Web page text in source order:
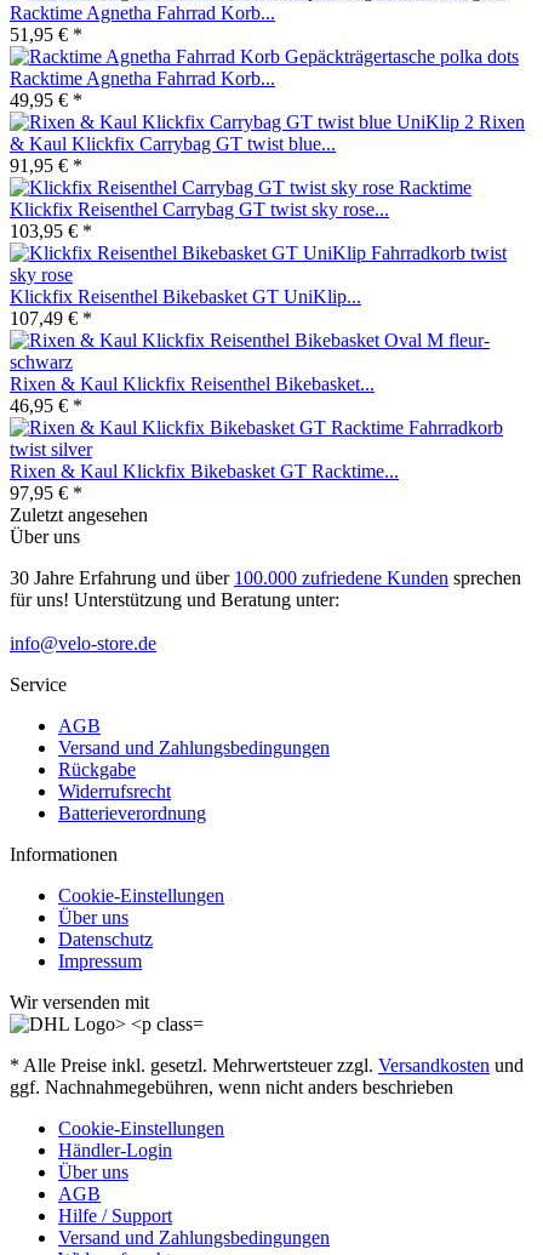
Racktime Agnetha Fahrrad Korb...
51,95 € *
Racktime Agnetha Fahrrad Korb...
49,95 € *
Rixen
& Kaul Klickfix Carrybag GT twist blue...
91,95 € *
Klickfix Reisenthel Carrybag GT twist sky rose...
103,95 € *
Klickfix Reisenthel Bikebasket GT UniKlip...
107,49 € *
Rixen & Kaul Klickfix Reisenthel Bikebasket...
46,95 € *
Rixen & Kaul Klickfix Bikebasket GT Racktime...
97,95 € *
Zuletzt angesehen
Über uns
30 Jahre Erfahrung und über 100.000 zufriedene Kunden sprechen
für uns! Unterstützung und Beratung unter:
info@velo-store.de
Service
AGB
Versand und Zahlungsbedingungen
Rückgabe
Widerrufsrecht
Batterieverordnung
Informationen
Cookie-Einstellungen
Über uns
Datenschutz
Impressum
Wir versenden mit
* Alle Preise inkl. gesetzl. Mehrwertsteuer zzgl. Versandkosten und
ggf. Nachnahmegebühren, wenn nicht anders beschrieben
Cookie-Einstellungen
Händler-Login
Über uns
AGB
Hilfe / Support
Versand und Zahlungsbedingungen